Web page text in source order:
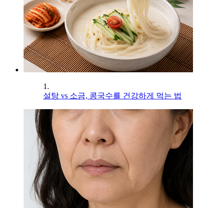
1.
설탕 vs 소금, 콩국수를 건강하게 먹는 법